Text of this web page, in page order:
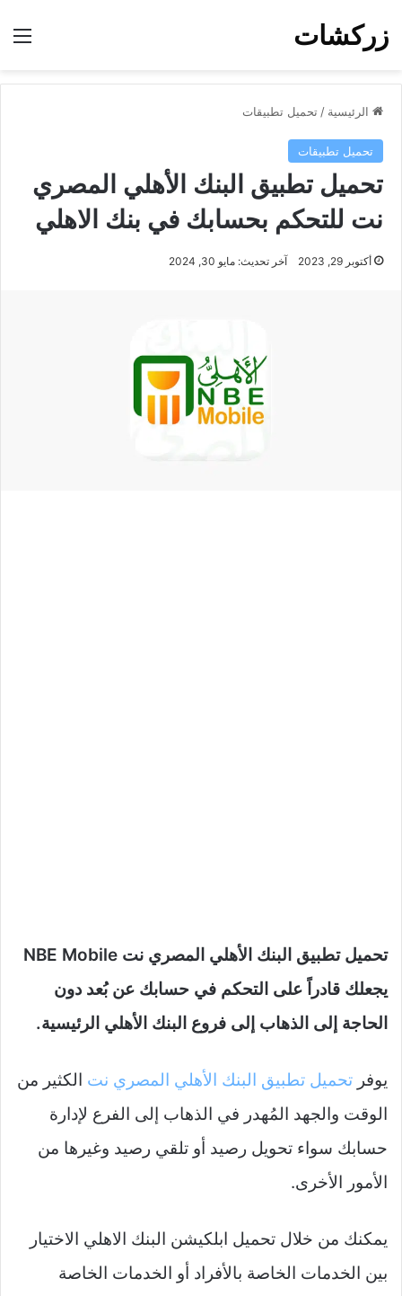
زركشات
الرئيسية / تحميل تطبيقات
تحميل تطبيقات
تحميل تطبيق البنك الأهلي المصري
نت للتحكم بحسابك في بنك الاهلي
أكتوبر 29, 2023 آخر تحديث: مايو 30, 2024
تحميل تطبيق البنك الأهلي المصري نت NBE Mobile
يجعلك قادراً على التحكم في حسابك عن بُعد دون
الحاجة إلى الذهاب إلى فروع البنك الأهلي الرئيسية.
يوفر تحميل تطبيق البنك الأهلي المصري نت الكثير من
الوقت والجهد المُهدر في الذهاب إلى الفرع لإدارة
حسابك سواء تحويل رصيد أو تلقي رصيد وغيرها من
الأمور الأخرى.
يمكنك من خلال تحميل ابلكيشن البنك الاهلي الاختيار
بين الخدمات الخاصة بالأفراد أو الخدمات الخاصة